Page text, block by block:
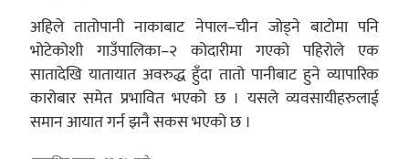
अहिले तातोपानी नाकाबाट नेपाल–चीन जोड्ने बाटोमा पनि
भोटेकोशी गाउँपालिका–२ कोदारीमा गएको पहिरोले एक
सातादेखि यातायात अवरुद्ध हुँदा तातो पानीबाट हुने व्यापारिक
कारोबार समेत प्रभावित भएको छ । यसले व्यवसायीहरुलाई
समान आयात गर्न झनै सकस भएको छ ।